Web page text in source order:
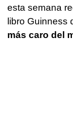
esta semana
libro Guinness
más caro del